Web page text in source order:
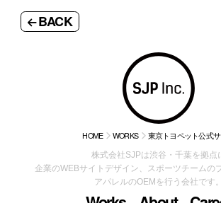
BACK
HOME WORKS 東京トヨペット公式
株式会社SJPは渋谷・千葉を拠点
企業のWEBサイトデザイン、スポーツチームの
アパレルのOEMを行う会社です。